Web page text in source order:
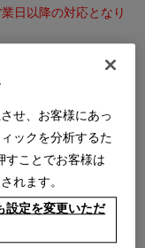
日以降の対応となり
間をいただくことも
のご相談はこちら
せ、お客様にあっ
ックを分析するた
すことでお客様は
れます。
設定を変更いただ